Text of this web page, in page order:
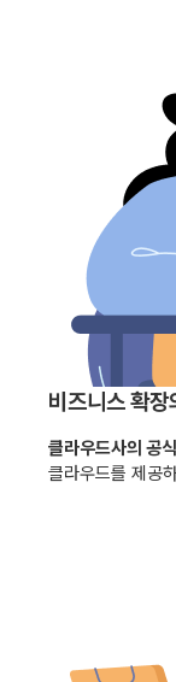
비즈니스 확장
클라우드사의 공
클라우드를 제공